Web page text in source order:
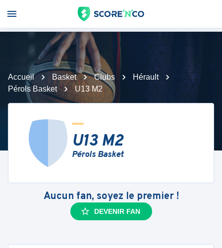
Accueil Basket Clubs
Hérault
Pérols Basket
U13 M2
U13 M2
Pérols Basket
Aucun fan, soyez le premier !
DEVENIR FAN